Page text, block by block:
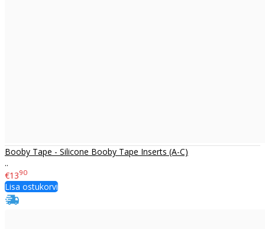
Booby Tape - Silicone Booby Tape Inserts (A-C)
..
€1390
Lisa ostukorvi